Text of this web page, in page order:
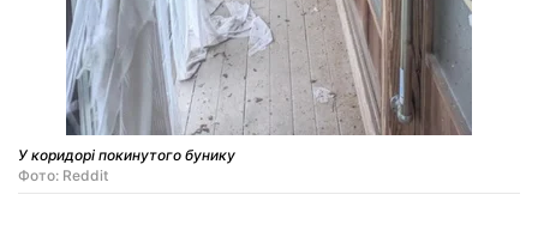
У коридорі покинутого бунику
Фото: Reddit